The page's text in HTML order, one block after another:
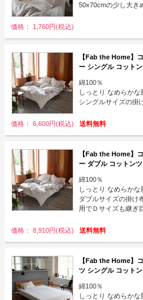
50x70cmの少し大き
価格： 1,760円(税込)
【Fab the Home】
ー シングル コット
綿100％
しっとり なめらかな
シングルサイズの掛
価格： 6,600円(税込) 送料無料
【Fab the Home】
ー ダブル コットン
綿100％
しっとり なめらかな
ダブルサイズの掛け
用でＤサイズも継ぎ
価格： 8,910円(税込) 送料無料
【Fab the Home】
ツ シングル コット
綿100％
しっとり なめらかな